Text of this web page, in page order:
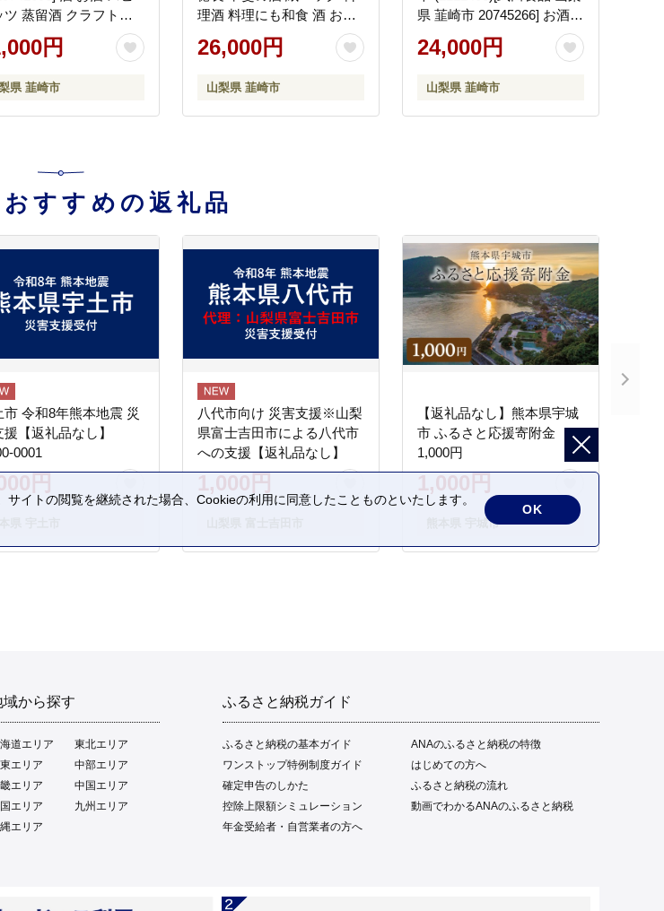
ツ 蒸留酒 クラフトジ
産 カクテル JIN ソー
り
円
県 韮崎市
理酒 料理にも和食 酒 お酒
清酒 国産 米 米麹 米こうじ
送料無料 [まあめいく 山梨
26,000円
山梨県 韮崎市
県 韮崎市 20745266] お酒
酒 地酒 晩酌 3000ml
24,000円
山梨県 韮崎市
すすめの返礼品
市 令和8年熊本地震 災
援【返礼品なし】
0001
円
八代市向け 災害支援※山梨
県富士吉田市による八代市
への支援【返礼品なし】
1,000円
【返礼品なし】熊本県宇城
市 ふるさと応援寄附金
1,000円
1,000円
熊本県 宇城市
域から探す
道エリア
東北エリア
エリア
中部エリア
エリア
中国エリア
エリア
九州エリア
エリア
ふるさと納税ガイド
ふるさと納税の基本ガイド
ANAのふるさと納税の特徴
ワンストップ特例制度ガイド
はじめての方へ
確定申告のしかた
ふるさと納税の流れ
控除上限額シミュレーション
動画でわかるANAのふるさと納税
年金受給者・自営業者の方へ
イトの閲覧を継続された場合、Cookieの利用に同意したことものといたします。
OK